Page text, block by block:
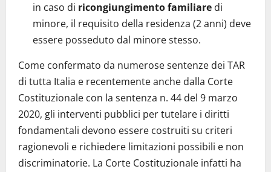
in caso di ricongiungimento familiare di
minore, il requisito della residenza (2 anni) deve
essere posseduto dal minore stesso.
Come confermato da numerose sentenze dei TAR
di tutta Italia e recentemente anche dalla Corte
Costituzionale con la sentenza n. 44 del 9 marzo
2020, gli interventi pubblici per tutelare i diritti
fondamentali devono essere costruiti su criteri
ragionevoli e richiedere limitazioni possibili e non
discriminatorie. La Corte Costituzionale infatti ha